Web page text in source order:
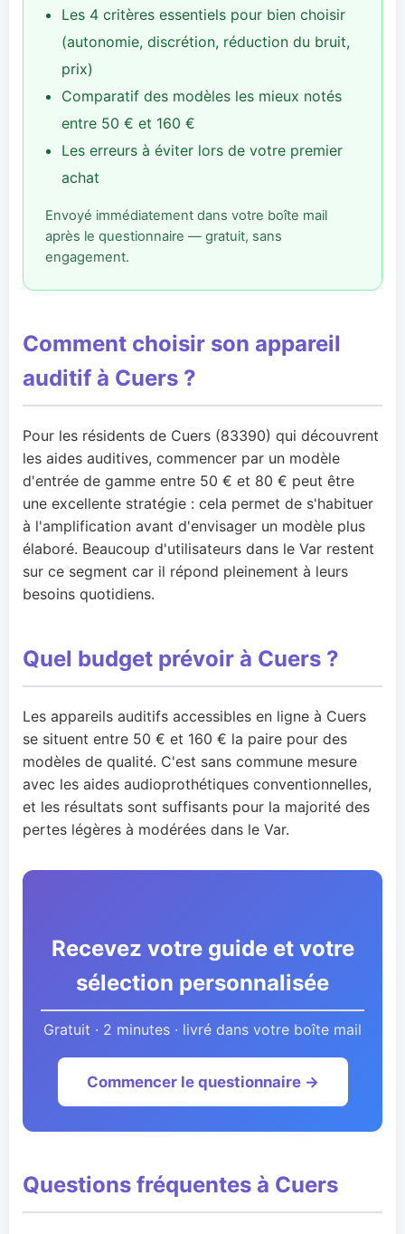
Les 4 critères essentiels pour bien choisir
(autonomie, discrétion, réduction du bruit,
prix)
Comparatif des modèles les mieux notés
entre 50 € et 160 €
Les erreurs à éviter lors de votre premier
achat
Envoyé immédiatement dans votre boîte mail
après le questionnaire — gratuit, sans
engagement.
Comment choisir son appareil
auditif à Cuers ?
Pour les résidents de Cuers (83390) qui découvrent
les aides auditives, commencer par un modèle
d'entrée de gamme entre 50 € et 80 € peut être
une excellente stratégie : cela permet de s'habituer
à l'amplification avant d'envisager un modèle plus
élaboré. Beaucoup d'utilisateurs dans le Var restent
sur ce segment car il répond pleinement à leurs
besoins quotidiens.
Quel budget prévoir à Cuers ?
Les appareils auditifs accessibles en ligne à Cuers
se situent entre 50 € et 160 € la paire pour des
modèles de qualité. C'est sans commune mesure
avec les aides audioprothétiques conventionnelles,
et les résultats sont suffisants pour la majorité des
pertes légères à modérées dans le Var.
Recevez votre guide et votre
sélection personnalisée
Gratuit · 2 minutes · livré dans votre boîte mail
Commencer le questionnaire →
Questions fréquentes à Cuers